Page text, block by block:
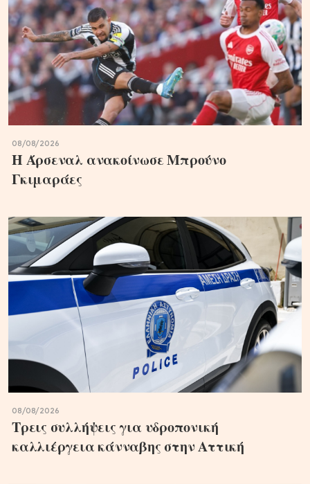
08/08/2026
Η Άρσεναλ ανακοίνωσε Μπρούνο
Γκιμαράες
08/08/2026
Τρεις συλλήψεις για υδροπονική
καλλιέργεια κάνναβης στην Αττική